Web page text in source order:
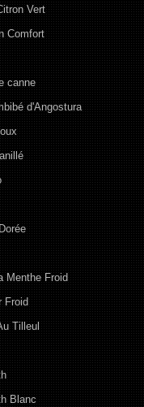
Vert
Comfort
canne
d'Angostura
Menthe Froid
Froid
Tilleul
Blanc